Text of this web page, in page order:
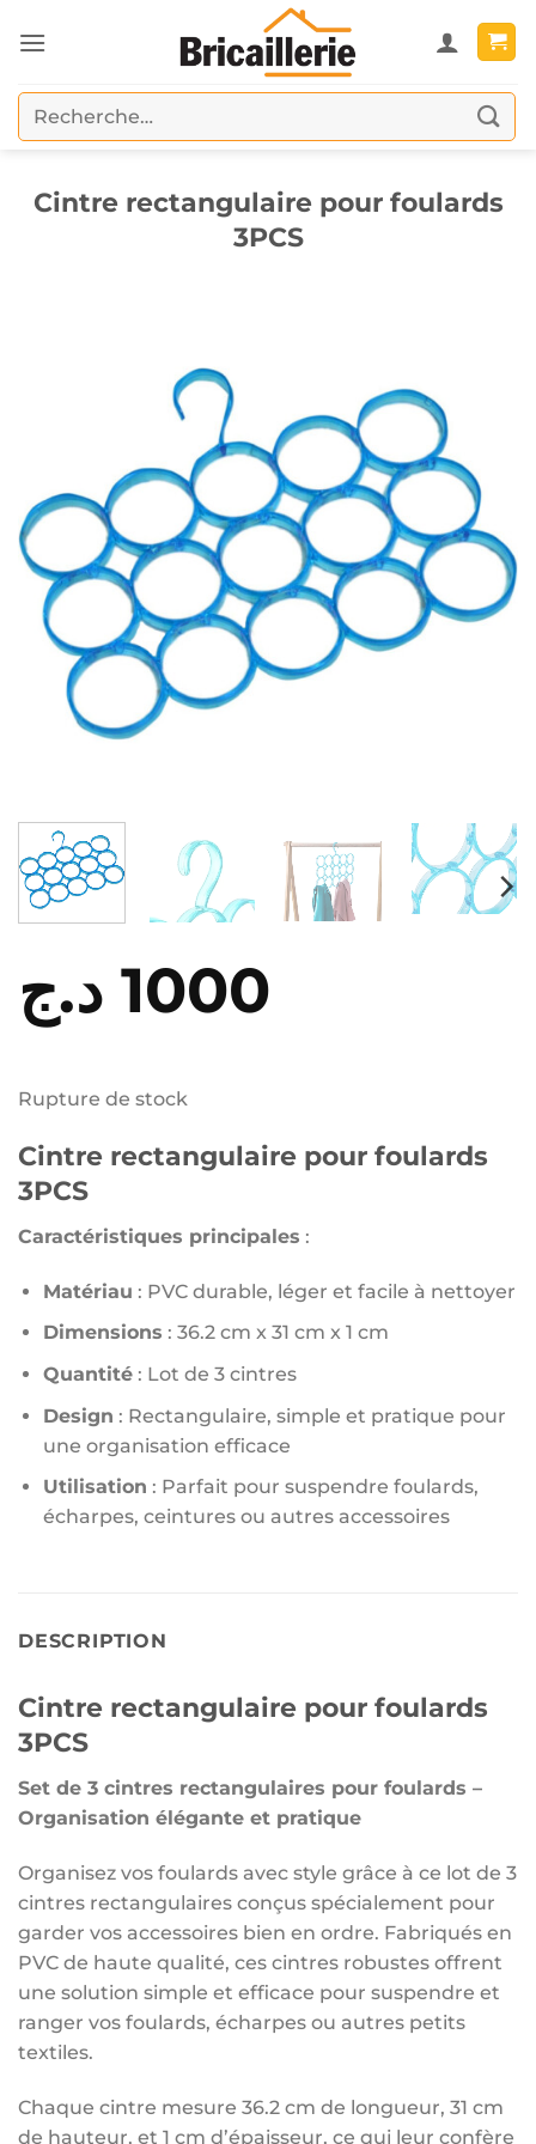
au
Recherche
pour :
Cintre rectangulaire pour foulards
3PCS
1000 د.ج
Rupture de stock
Cintre rectangulaire pour foulards
3PCS
Caractéristiques principales :
Matériau : PVC durable, léger et facile à nettoyer
Dimensions : 36.2 cm x 31 cm x 1 cm
Quantité: Lot de 3 cintres
Design : Rectangulaire, simple et pratique pour
une organisation efficace
Utilisation : Parfait pour suspendre foulards,
écharpes, ceintures ou autres accessoires
DESCRIPTION
Cintre rectangulaire pour foulards
3PCS
Set de 3 cintres rectangulaires pour foulards –
Organisation élégante et pratique
Organisez vos foulards avec style grâce à ce lot de 3
cintres rectangulaires conçus spécialement pour
garder vos accessoires bien en ordre. Fabriqués en
PVC de haute qualité, ces cintres robustes offrent
une solution simple et efficace pour suspendre et
ranger vos foulards, écharpes ou autres petits
textiles.
Chaque cintre mesure 36.2 cm de longueur, 31 cm
de hauteur, et 1 cm d’épaisseur, ce qui leur confère